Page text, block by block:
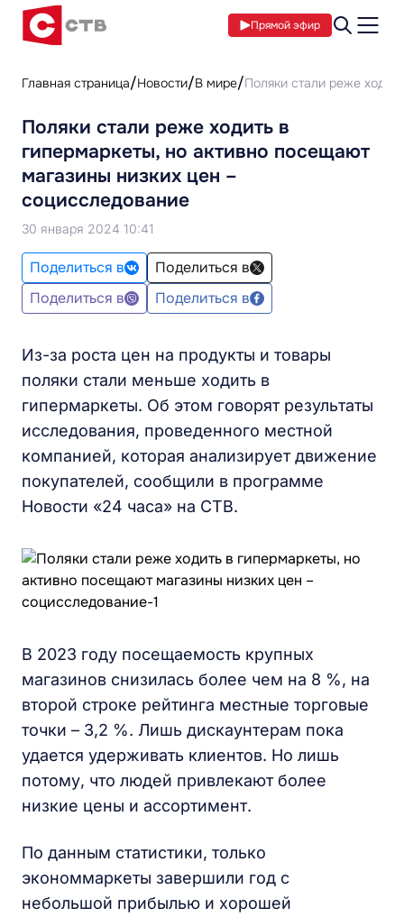
Прямой эфир
Главная страница Новости В мире Поляки стали реже
Поляки стали реже ходить в
гипермаркеты, но активно посещают
магазины низких цен –
социсследование
30 января 2024 10:41
Поделиться в
Поделиться в
Поделиться в
Поделиться в
Из-за роста цен на продукты и товары
поляки стали меньше ходить в
гипермаркеты. Об этом говорят результаты
исследования, проведенного местной
компанией, которая анализирует движение
покупателей, сообщили в программе
Новости «24 часа» на СТВ.
В 2023 году посещаемость крупных
магазинов снизилась более чем на 8 %, на
второй строке рейтинга местные торговые
точки – 3,2 %. Лишь дискаунтерам пока
удается удерживать клиентов. Но лишь
потому, что людей привлекают более
низкие цены и ассортимент.
По данным статистики, только
экономмаркеты завершили год с
небольшой прибылью и хорошей